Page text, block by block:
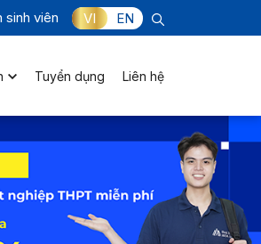
sinh viên VI EN
Tuyển dụng Liên hệ